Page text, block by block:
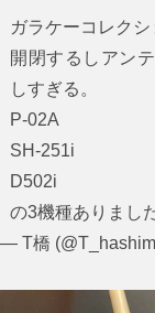
ガラケーコレク
開閉するしアン
しすぎる。
P-02A
SH-251i
D502i
の3機種ありまし
— T橋